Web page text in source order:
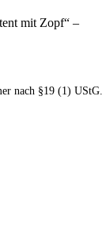
mit Zopf“ –
nach §19 (1) UStG.